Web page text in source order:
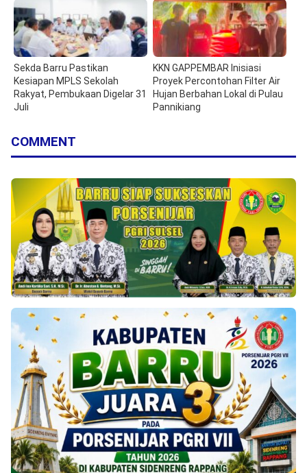
Sekda Barru Pastikan
Kesiapan MPLS Sekolah
Rakyat, Pembukaan Digelar 31
Juli
KKN GAPPEMBAR Inisiasi
Proyek Percontohan Filter Air
Hujan Berbahan Lokal di Pulau
Pannikiang
COMMENT